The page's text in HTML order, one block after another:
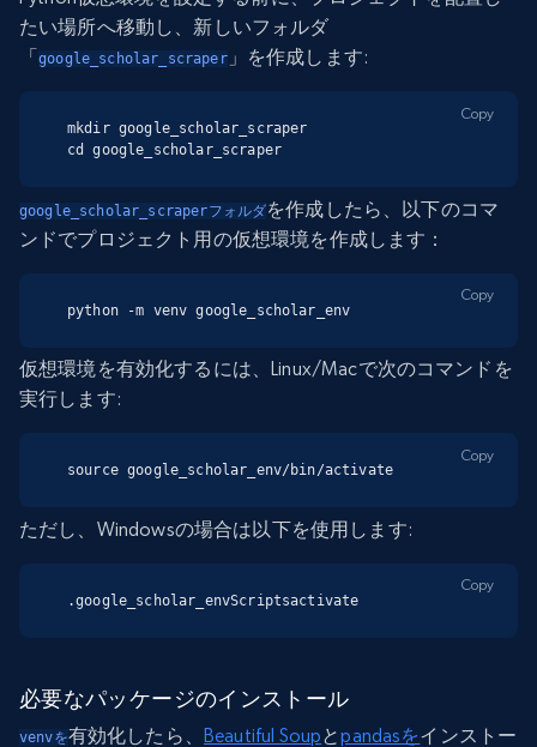
たい場所へ移動し、新しいフォルダ
「google_scholar_scraper」を作成します:
mkdir google_scholar_scraper
cd google_scholar_scraper
Copy
google_scholar_scraperフォルダを作成したら、以下のコマ
ンドでプロジェクト用の仮想環境を作成します：
python -m venv google_scholar_env
Copy
仮想環境を有効化するには、Linux/Macで次のコマンドを
実行します:
source google_scholar_env/bin/activate
Copy
ただし、Windowsの場合は以下を使用します:
.google_scholar_envScriptsactivate
Copy
必要なパッケージのインストール
venvを有効化したら、 Beautiful Soupとpandasをインストー